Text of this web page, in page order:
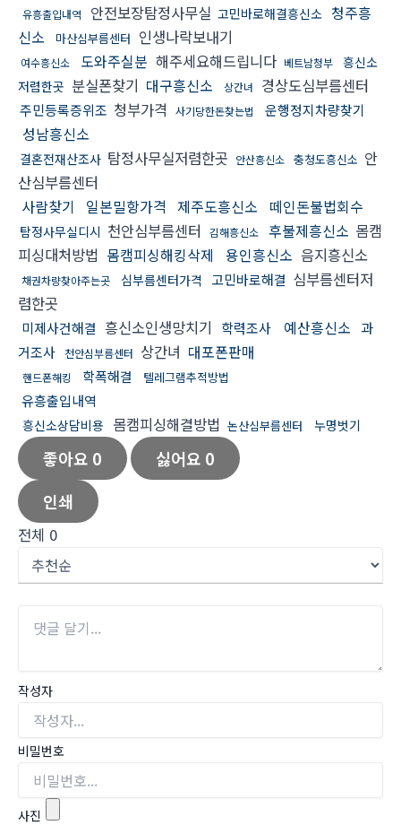
유흥출입내역 안전보장탐정사무실 고민바로해결흥신소 청주흥
신소
마산심부름센터 인생나락보내기
여수흥신소 도와주실분 해주세요해드립니다 베트남청부
흥신소
저렴한곳 분실폰찾기 대구흥신소 상간녀 경상도심부름센터
주민등록증위조 청부가격 사기당한돈찾는법 운행정지차량찾기
성남흥신소
결혼전재산조사 탐정사무실저렴한곳 안산흥신소 충청도흥신소 안
산심부름센터
사람찾기
일본밀항가격 제주도흥신소 떼인돈불법회수
탐정사무실디시 천안심부름센터 김해흥신소 후불제흥신소 몸캠
피싱대처방법 몸캠피싱해킹삭제 용인흥신소 음지흥신소
채권차량찾아주는곳 심부름센터가격 고민바로해결 심부름센터저
렴한곳
미제사건해결 흥신소인생망치기 학력조사 예산흥신소
과
거조사
천안심부름센터 상간녀 대포폰판매
핸드폰해킹 학폭해결 텔레그램추적방법
유흥출입내역
흥신소상담비용 몸캠피싱해결방법 논산심부름센터 누명벗기
좋아요 0 싫어요 0
인쇄
전체 0
작성자
비밀번호
사진